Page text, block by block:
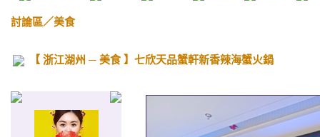
討論區／美食
【 浙江湖州 ─ 美食 】七欣天品蟹軒新香辣海蟹火鍋